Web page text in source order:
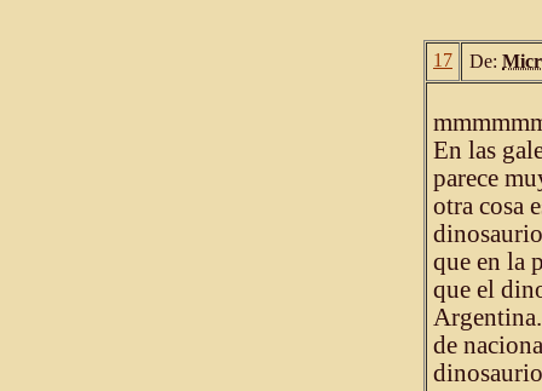
17 De:
En las
parece
otra cosa
que en la
que el
de